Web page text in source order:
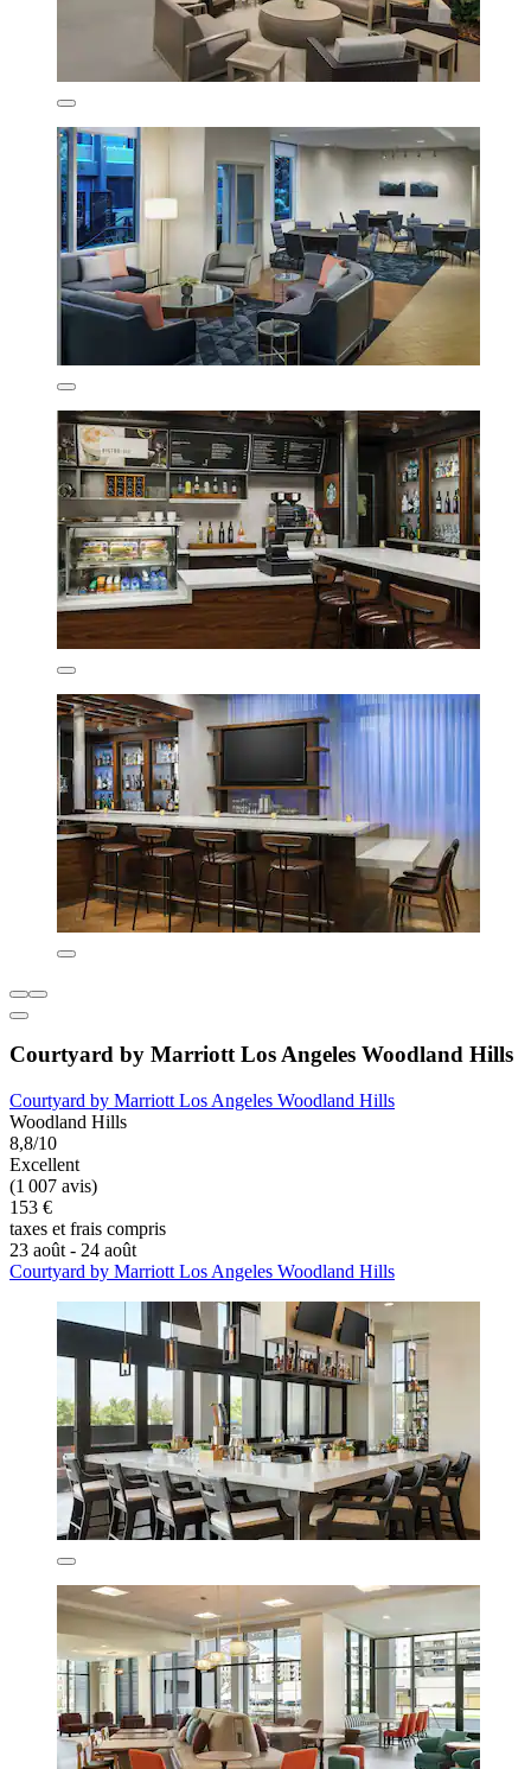
Courtyard by Marriott Los Angeles Woodland Hills
Courtyard by Marriott Los Angeles Woodland Hills
Woodland Hills
8,8/10
Excellent
(1 007 avis)
153 €
taxes et frais compris
23 août - 24 août
Courtyard by Marriott Los Angeles Woodland Hills